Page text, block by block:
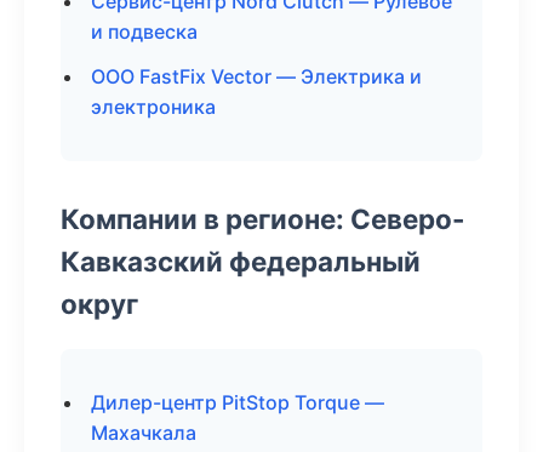
и подвеска
ООО FastFix Vector — Электрика и
электроника
Компании в регионе: Северо-
Кавказский федеральный
округ
Дилер-центр PitStop Torque —
Махачкала